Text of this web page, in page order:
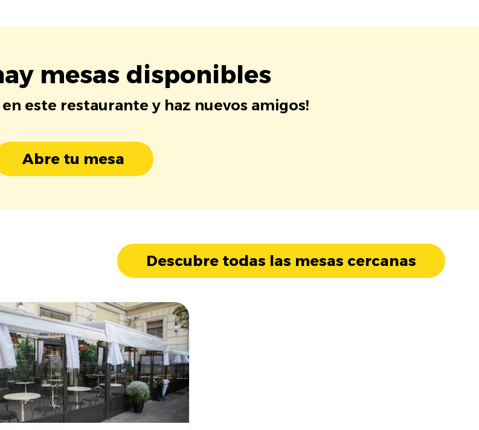
mesas disponibles
en este restaurante y haz nuevos amigos!
Abre tu mesa
Descubre todas las mesas cercanas